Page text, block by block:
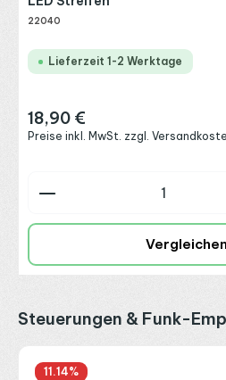
22040
Lieferzeit 1-2 Werktage
Regulärer Preis:
18,90 €
Preise inkl. MwSt. zzgl.
Produkt Anzahl: Gib
Vergleichen
Produktgalerie überspringen
Steuerungen & Funk-
11.14%